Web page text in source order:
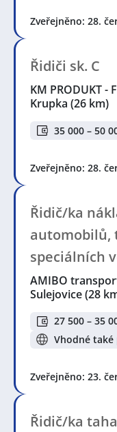
Zveřejněno: 28.
Řidiči sk. C
KM PRODUKT -
Krupka (26 km)
35 000 – 50
Zveřejněno: 28.
Řidič/ka
automobilů,
speciálních
AMIBO
Sulejovice(28
27 500 – 35
Vhodné také
Zveřejněno: 23.
Řidič/ka